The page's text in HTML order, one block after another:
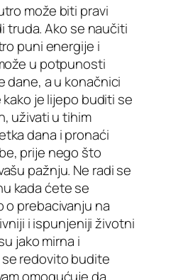
može biti pravi
truda. Ako se naučiti
puni energije i
u potpunosti
dane, a u konačnici
je lijepo buditi se
uživati u tihim
dana i pronaći
prije nego što
pažnju. Ne radi se
kada ćete se
prebacivanju na
i ispunjeniji životni
jako mirna i
redovito budite